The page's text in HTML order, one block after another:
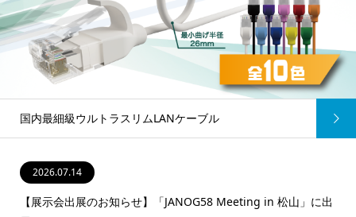
ケーブル 側圧耐性１ｔの高耐久ファイ
2026.07.14
【展示会出展のお知らせ】「JANOG58 Meeting in 松山」に出
2026.02.16
【JANOG57】ご来場のお礼と展示製品のご紹介
2025.12.26
2025.11.13
2025.10.15